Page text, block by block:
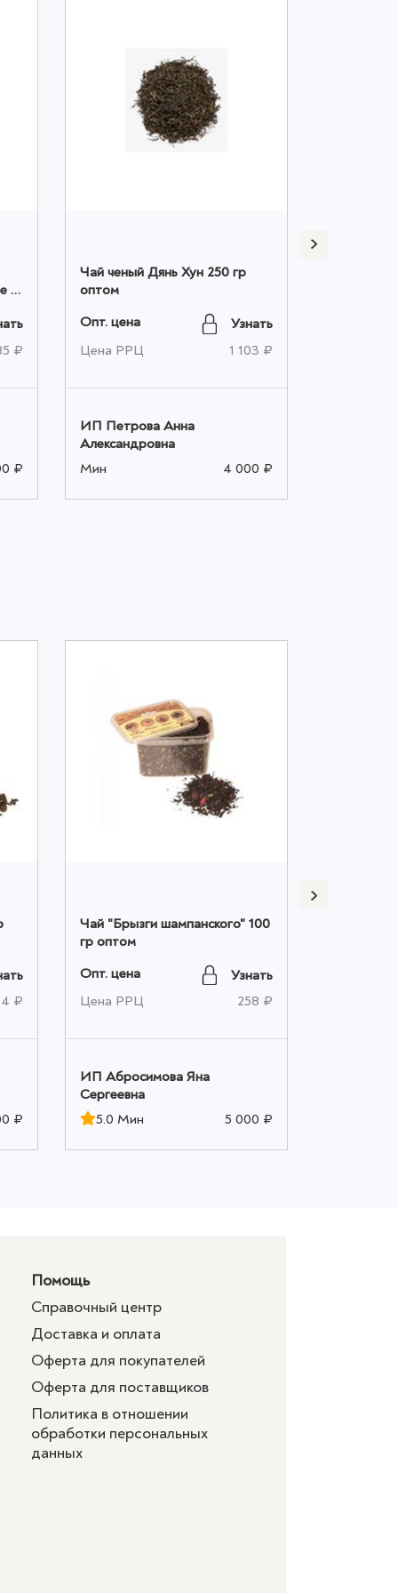
*
₽
₽
Чай ченый Дянь Хун 250 гр
оптом
Опт. цена
Узнать
Цена РРЦ
1 103 ₽
ИП Петрова Анна
Александровна
Мин
4 000 ₽
₽
₽
Чай "Брызги шампанского" 100
гр оптом
Опт. цена
Узнать
Цена РРЦ
258 ₽
ИП Абросимова Яна
Сергеевна
5.0 Мин
5 000 ₽
Помощь
Справочный центр
Доставка и оплата
Оферта для покупателей
Оферта для поставщиков
Политика в отношении
обработки персональных
данных